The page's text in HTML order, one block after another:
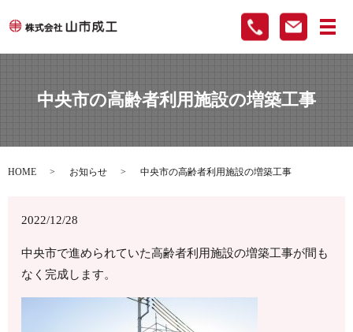
メ
中央市の高齢者利用施設の増築工事
HOME お知らせ 中央市の高齢者利用施設の増築工事
2022/12/28
中央市で進められていた高齢者利用施設の増築工事が間も
なく完成します。